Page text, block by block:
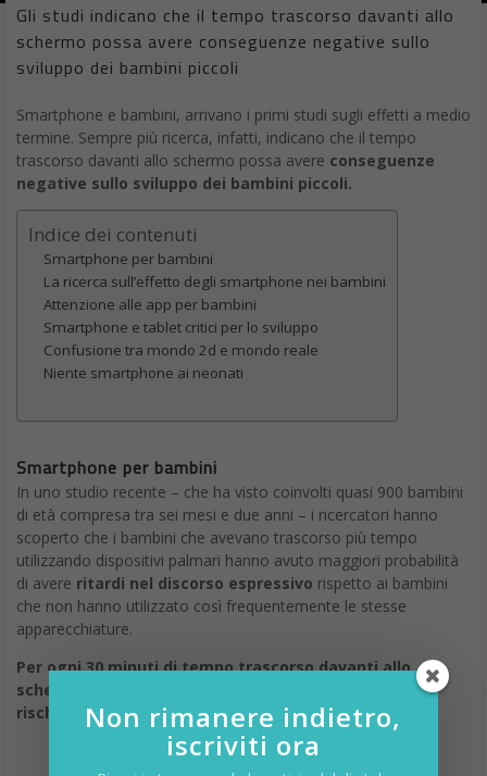
Gli studi indicano che il tempo trascorso davanti allo
schermo possa avere conseguenze negative sullo
sviluppo dei bambini piccoli
Smartphone e bambini, arrivano i primi studi sugli effetti a medio
termine. Sempre più ricerca, infatti, indicano che il tempo
trascorso davanti allo schermo possa avere conseguenze
negative sullo sviluppo dei bambini piccoli.
Indice dei contenuti
Smartphone per bambini
La ricerca sull’effetto degli smartphone nei bambini
Attenzione alle app per bambini
Smartphone e tablet critici per lo sviluppo
Confusione tra mondo 2d e mondo reale
Niente smartphone ai neonati
Smartphone per bambini
In uno studio recente – che ha visto coinvolti quasi 900 bambini
di età compresa tra sei mesi e due anni – i ricercatori hanno
scoperto che i bambini che avevano trascorso più tempo
utilizzando dispositivi palmari hanno avuto maggiori probabilità
di avere ritardi nel discorso espressivo rispetto ai bambini
che non hanno utilizzato così frequentemente le stesse
apparecchiature.
Per ogni 30 minuti di tempo trascorso davanti allo
schermo è stato riscontrato un aumento del 49 % del
rischio del ritardo espressivo.
Non rimanere indietro,
iscriviti ora